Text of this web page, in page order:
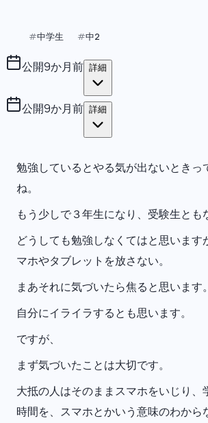
#中学生 #中2
公開9か月前 詳細
公開9か月前 詳細
勉強しているとやる気が出ないときっ
ね。
もう少しで３年生になり、受験生とも
どうしても勉強しなくてはと思います
マホやタブレットを放さない。
まあそれに気づいたら焦ると思います。
自分にイライラするとも思います。
ですが、
まず気づいたことは大切です。
大抵の人はそのままスマホをいじり、
時間を、スマホとかいう意味のわから